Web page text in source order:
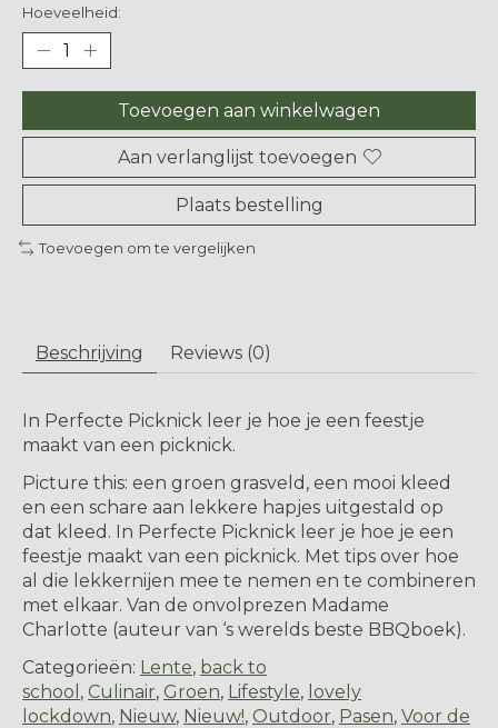
Hoeveelheid:
Toevoegen aan winkelwagen
Aan verlanglijst toevoegen
Plaats bestelling
Toevoegen om te vergelijken
Beschrijving Reviews (0)
In Perfecte Picknick leer je hoe je een feestje
maakt van een picknick.
Picture this: een groen grasveld, een mooi kleed
en een schare aan lekkere hapjes uitgestald op
dat kleed. In Perfecte Picknick leer je hoe je een
feestje maakt van een picknick. Met tips over hoe
al die lekkernijen mee te nemen en te combineren
met elkaar. Van de onvolprezen Madame
Charlotte (auteur van ‘s werelds beste BBQboek).
Categorieën: Lente, back to
school , Culinair, Groen, Lifestyle, lovely
lockdown, Nieuw, Nieuw!, Outdoor, Pasen, Voor de